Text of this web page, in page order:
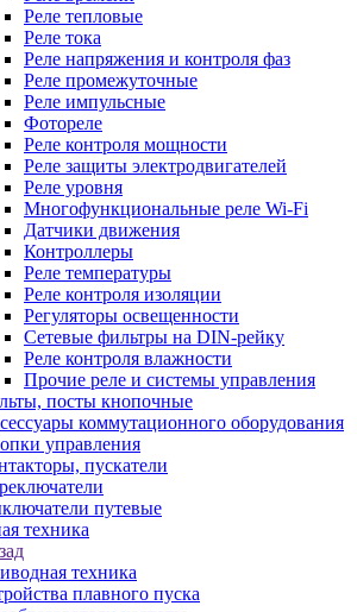
Реле тепловые
Реле тока
Реле напряжения и контроля фаз
Реле промежуточные
Реле импульсные
Фотореле
Реле контроля мощности
Реле защиты электродвигателей
Реле уровня
Многофункциональные реле Wi-Fi
Датчики движения
Контроллеры
Реле температуры
Реле контроля изоляции
Регуляторы освещенности
Сетевые фильтры на DIN-рейку
Реле контроля влажности
Прочие реле и системы управления
посты кнопочные
коммутационного оборудования
управления
пускатели
путевые
техника
техника
плавного пуска